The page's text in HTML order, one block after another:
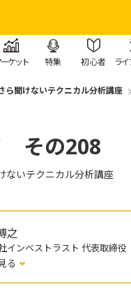
ケット 特集 初心者 ラ
ら聞けないテクニカル分析講座
その208
ないテクニカル分析講座
之
インベストラスト 代表取締役
る